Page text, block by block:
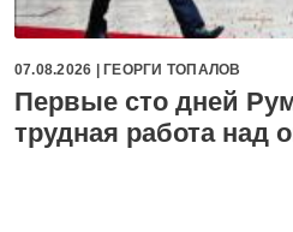
07.08.2026 | ГЕОРГИ ТОПАЛОВ
Первые сто дней
трудная работа над